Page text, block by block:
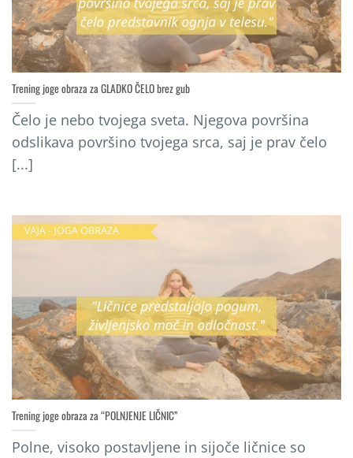
Trening joge obraza za GLADKO ČELO brez gub
Čelo je nebo tvojega sveta. Njegova površina
odslikava površino tvojega srca, saj je prav čelo
[...]
Trening joge obraza za “POLNJENJE LIČNIC”
Polne, visoko postavljene in sijoče ličnice so